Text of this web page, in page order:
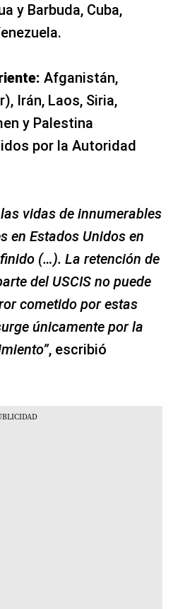
y Barbuda, Cuba,
Afganistán,
Irán, Laos, Siria,
y Palestina
por la Autoridad
vidas de innumerables
en Estados Unidos en
(…). La retención de
del USCIS no puede
cometido por estas
únicamente por la
, escribió